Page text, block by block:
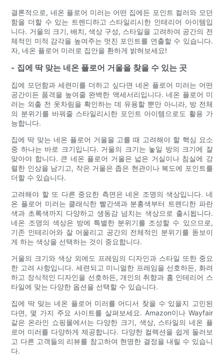
결론적으로, 네온 플로어 미러는 어떤 집에든 포인트 컬러와 모던
함을 더할 수 있는 트렌디하고 스타일리시한 인테리어 아이템입
니다. 거울의 크기, 배치, 색상 구성, 스타일을 고려하여 공간의 전
체적인 미적 감각을 높여주는 멋진 포인트를 연출할 수 있습니다.
자, 네온 플로어 미러로 집안을 환하게 밝혀보세요!
- 집에 딱 맞는 네온 플로어 거울을 찾을 수 있는 곳
집에 모던함과 세련미를 더하고 싶다면 네온 플로어 미러는 어떤
공간이든 품격을 높여줄 완벽한 액세서리입니다. 네온 플로어 미
러는 외출 전 옷차림을 확인하는 데 유용할 뿐만 아니라, 방 전체
의 분위기를 바꿔줄 스타일리시한 포인트 아이템으로도 활용 가
능합니다.
집에 딱 맞는 네온 플로어 거울을 고를 때 고려해야 할 핵심 요소
중 하나는 바로 크기입니다. 거울의 크기는 놓일 방의 크기에 잘
맞아야 합니다. 큰 네온 플로어 거울은 넓은 거실이나 침실에 강
렬한 인상을 남기고, 작은 거울은 좁은 현관이나 복도에 포인트를
더할 수 있습니다.
고려해야 할 또 다른 중요한 측면은 네온 조명의 색상입니다. 네
온 플로어 미러는 클래식한 빨간색과 분홍색부터 트렌디한 파란
색과 초록색까지 다양하고 생동감 넘치는 색상으로 출시됩니다.
네온 조명의 색상은 방에 특별한 분위기를 조성할 수 있으므로,
기존 인테리어와 잘 어울리고 공간의 전체적인 분위기를 돋보이
게 하는 색상을 선택하는 것이 중요합니다.
거울의 크기와 색상 외에도 프레임의 디자인과 스타일 또한 중요
한 고려 사항입니다. 세련되고 미니멀한 프레임을 선호하든, 화려
하고 장식적인 디자인을 선호하든, 개인의 취향과 홈 인테리어 스
타일에 맞는 다양한 옵션을 선택할 수 있습니다.
집에 딱 맞는 네온 플로어 미러를 어디서 찾을 수 있을지 고민된
다면, 몇 가지 주요 사이트를 살펴보세요. Amazon이나 Wayfair
같은 온라인 쇼핑몰에서는 다양한 크기, 색상, 스타일의 네온 플
로어 미러를 다양하게 제공합니다. 다양한 컬렉션을 쉽게 둘러보
고 다른 고객들의 리뷰를 참고하여 현명한 결정을 내릴 수 있습니
다.